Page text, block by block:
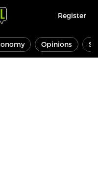
Register
Opinions